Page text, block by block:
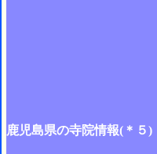
鹿児島県の寺院情報(＊５)